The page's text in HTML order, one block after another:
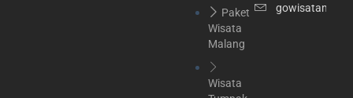
Paket
Wisata
Malang
Wisata